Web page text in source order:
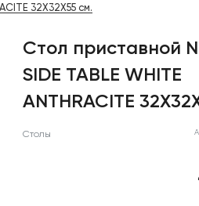
32X32X55 см.
Стол приставной
SIDE TABLE WHITE
ANTHRACITE
Столы